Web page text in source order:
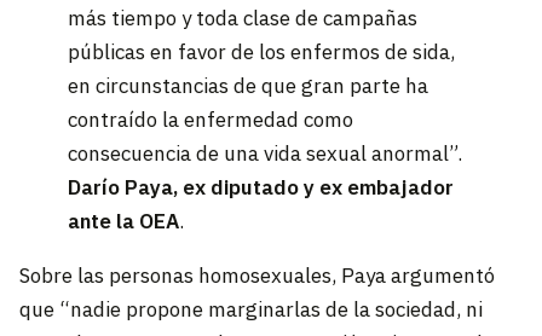
más tiempo y toda clase de campañas
públicas en favor de los enfermos de sida,
en circunstancias de que gran parte ha
contraído la enfermedad como
consecuencia de una vida sexual anormal”.
Darío Paya, ex diputado y ex embajador
ante la OEA.
Sobre las personas homosexuales, Paya argumentó
que “nadie propone marginarlas de la sociedad, ni